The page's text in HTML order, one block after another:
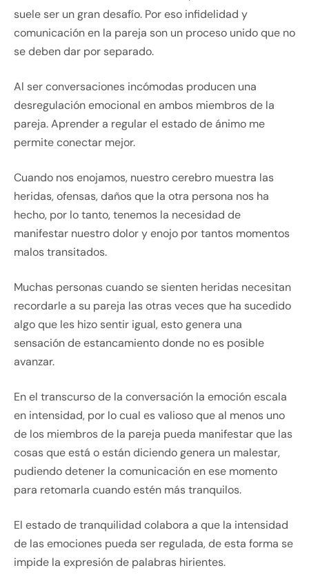
suele ser un gran desafío. Por eso infidelidad y
comunicación en la pareja son un proceso unido que no
se deben dar por separado.
Al ser conversaciones incómodas producen una
desregulación emocional en ambos miembros de la
pareja. Aprender a regular el estado de ánimo me
permite conectar mejor.
Cuando nos enojamos, nuestro cerebro muestra las
heridas, ofensas, daños que la otra persona nos ha
hecho, por lo tanto, tenemos la necesidad de
manifestar nuestro dolor y enojo por tantos momentos
malos transitados.
Muchas personas cuando se sienten heridas necesitan
recordarle a su pareja las otras veces que ha sucedido
algo que les hizo sentir igual, esto genera una
sensación de estancamiento donde no es posible
avanzar.
En el transcurso de la conversación la emoción escala
en intensidad, por lo cual es valioso que al menos uno
de los miembros de la pareja pueda manifestar que las
cosas que está o están diciendo genera un malestar,
pudiendo detener la comunicación en ese momento
para retomarla cuando estén más tranquilos.
El estado de tranquilidad colabora a que la intensidad
de las emociones pueda ser regulada, de esta forma se
impide la expresión de palabras hirientes.